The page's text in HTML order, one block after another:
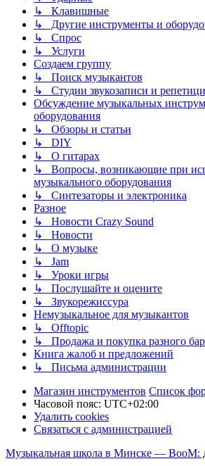
↳ Клавишные
↳ Другие инструменты и
↳ Спрос
↳ Услуги
Создаем группу
↳ Поиск музыкантов
↳ Студии звукозаписи и
Обсуждение музыкальных
оборудования
↳ Обзоры и статьи
↳ DIY
↳ О гитарах
↳ Вопросы, возникающие при
музыкального оборудования
↳ Синтезаторы и электроника
Разное
↳ Новости Crazy Sound
↳ Новости
↳ О музыке
↳ Jam
↳ Уроки игры
↳ Послушайте и оцените
↳ Звукорежиссура
Немузыкальное для музыкантов
↳ Offtopic
↳ Продажа и покупка разного
Книга жалоб и предложений
↳ Письма администрации
Магазин инструментов Список
Часовой пояс: UTC+02:00
Удалить cookies
Связаться с администрацией
Музыкальная школа в Минске — BooM: